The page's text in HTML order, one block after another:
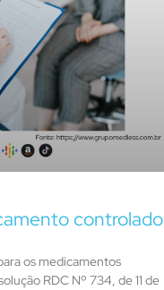
controlado
os medicamentos
RDC Nº 734, de 11 de